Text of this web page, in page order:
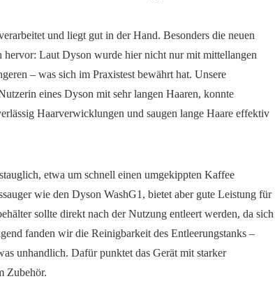
und liegt gut in der Hand. Besonders die neuen
hervor: Laut Dyson wurde hier nicht nur mit mittellangen
– was sich im Praxistest bewährt hat. Unsere
eines Dyson mit sehr langen Haaren, konnte
Haarverwicklungen und saugen lange Haare effektiv
etwa um schnell einen umgekippten Kaffee
wie den Dyson WashG1, bietet aber gute Leistung für
sollte direkt nach der Nutzung entleert werden, da sich
fanden wir die Reinigbarkeit des Entleerungstanks –
unhandlich. Dafür punktet das Gerät mit starker
Zubehör.